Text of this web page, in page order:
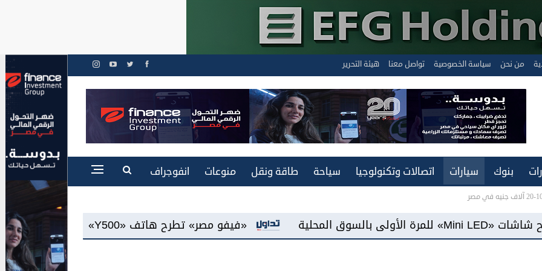
من نحن سياسة الخصوصية تواصل معنا هيئة التحرير
بنوك سيارات اتصالات وتكنولوجيا سياحة طاقة ونقل منوعات
انفوجراف
«فيفو مصر» تطرح هاتف «Y500» ببطارية سعة 8100 مللي أمبير وشاشة «AMOLED»